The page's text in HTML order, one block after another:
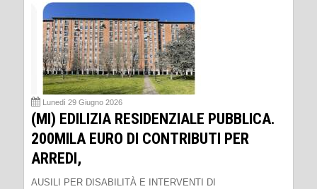
Lunedì 29 Giugno 2026
(MI) EDILIZIA RESIDENZIALE PUBBLICA.
200MILA EURO DI CONTRIBUTI PER
ARREDI,
AUSILI PER DISABILITÀ E INTERVENTI DI